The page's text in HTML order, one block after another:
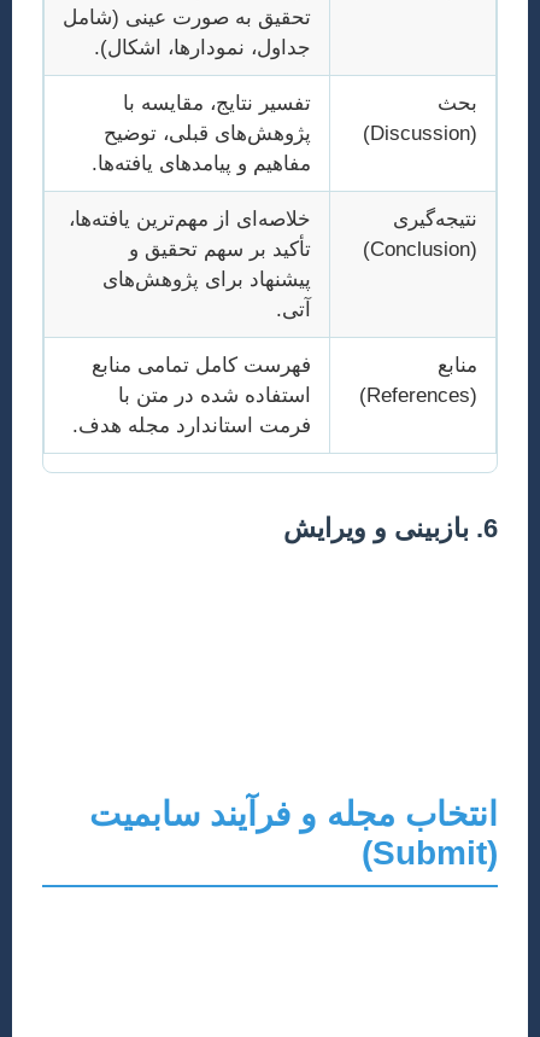
تحقیق به صورت عینی (شامل
جداول، نمودارها، اشکال).
بحث
(Discussion)
تفسیر نتایج، مقایسه با
پژوهش‌های قبلی، توضیح
مفاهیم و پیامدهای یافته‌ها.
نتیجه‌گیری
(Conclusion)
خلاصه‌ای از مهم‌ترین یافته‌ها،
تأکید بر سهم تحقیق و
پیشنهاد برای پژوهش‌های
آتی.
منابع
(References)
فهرست کامل تمامی منابع
استفاده شده در متن با
فرمت استاندارد مجله هدف.
6. بازبینی و ویرایش
انتخاب مجله و فرآیند سابمیت
(Submit)